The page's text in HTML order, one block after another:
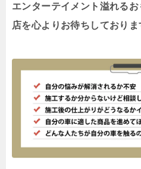
エンターテイメント溢れる
店を心よりお待ちしておりま